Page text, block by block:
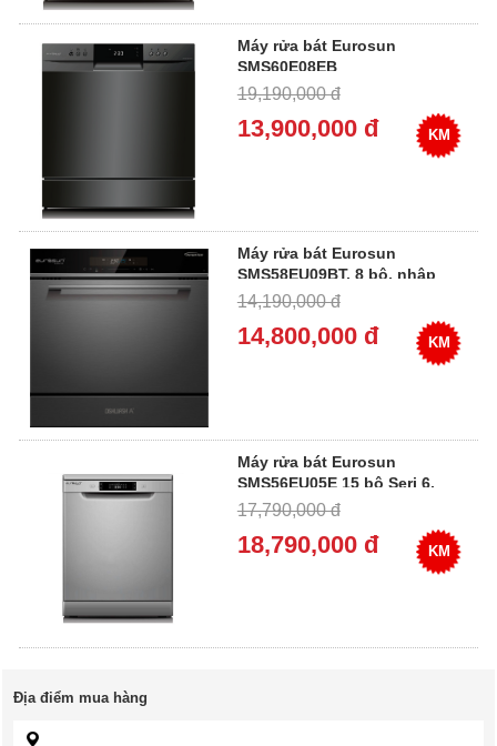
Máy rửa bát Eurosun
SMS60E08EB
19,190,000 đ
13,900,000 đ KM
Máy rửa bát Eurosun
SMS58EU09BT, 8 bộ, nhập
Đức
14,190,000 đ
14,800,000 đ KM
Máy rửa bát Eurosun
SMS56EU05E 15 bộ Seri 6,
nhập Đức
17,790,000 đ
18,790,000 đ KM
Địa điểm mua hàng